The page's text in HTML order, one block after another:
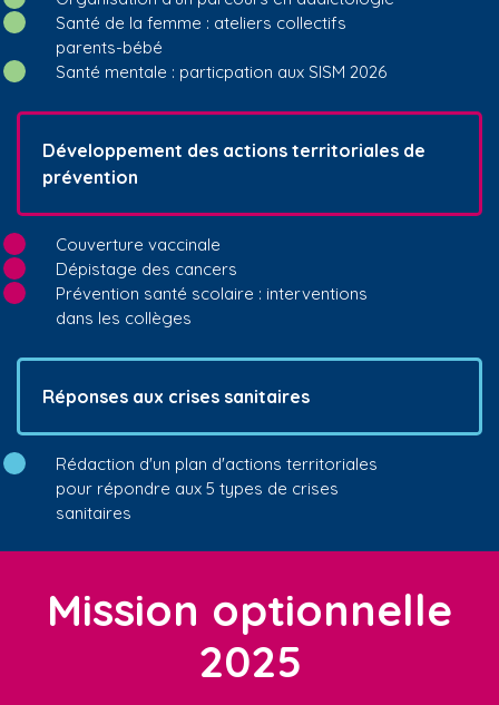
Santé de la femme : ateliers collectifs
parents-bébé
Santé mentale : particpation aux SISM 2026
Développement des actions territoriales de
prévention
Couverture vaccinale
Dépistage des cancers
Prévention santé scolaire : interventions
dans les collèges
Réponses aux crises sanitaires
Rédaction d'un plan d'actions territoriales
pour répondre aux 5 types de crises
sanitaires
Mission optionnelle
2025